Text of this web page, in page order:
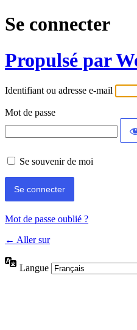
Se connecter
Propulsé par
Identifiant ou adresse e-mail
Mot de passe
Se souvenir de moi
Mot de passe oublié ?
← Aller sur
Langue